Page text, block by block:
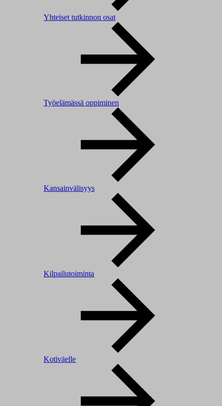
Yhteiset tutkinnon osat
Työelämässä oppiminen
Kansainvälisyys
Kilpailutoiminta
Kotiväelle